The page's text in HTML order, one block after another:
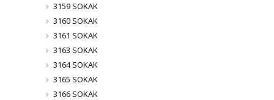
3159 SOKAK
3160 SOKAK
3161 SOKAK
3163 SOKAK
3164 SOKAK
3165 SOKAK
3166 SOKAK